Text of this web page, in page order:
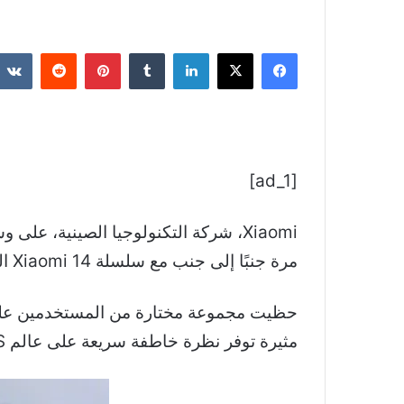
فيسبوك
‫X لينكدإن بينتيريست
[ad_1]
مرة جنبًا إلى جنب مع سلسلة Xiaomi 14 التي طال انتظارها، حيث يشير المطلعون إلى أن الكشف الكبير قد يحدث في وقت مبكر من 27 أكتوبر.
مثيرة توفر نظرة خاطفة سريعة على عالم HyperOS المثير للاهتمام.